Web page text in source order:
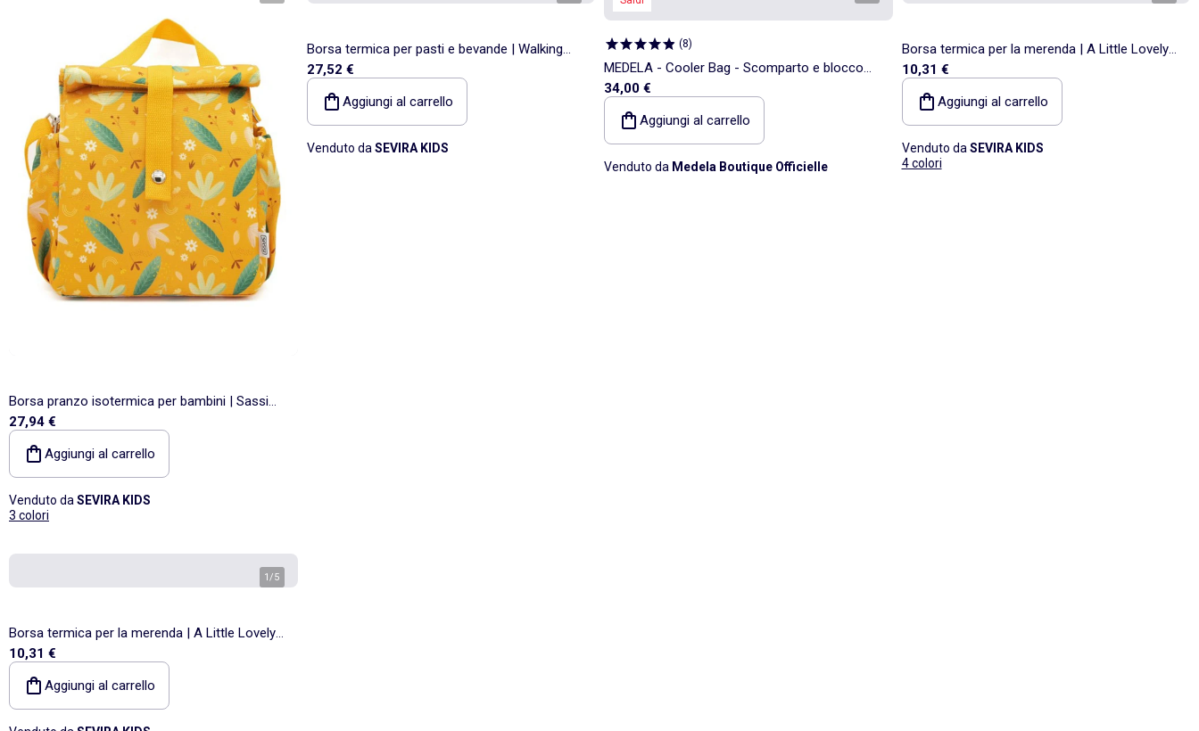
Borsa pranzo isotermica per bambini | Sassi
Junior
27,94 €
Aggiungi al carrello
Venduto da SEVIRA KIDS
3 colori
Borsa termica per pasti e bevande | Walking
Mum
27,52 €
Aggiungi al carrello
Venduto da SEVIRA KIDS
(8)
MEDELA - Cooler Bag - Scomparto e blocco
refrigerante + 4 biberon - Borsa isotermica
34,00 €
Aggiungi al carrello
Venduto da Medela Boutique Officielle
Borsa termica per la merenda | A Little Lovely
Company
10,31 €
Aggiungi al carrello
Venduto da SEVIRA KIDS
4 colori
1/5
Borsa termica per la merenda | A Little Lovely
Company
10,31 €
Aggiungi al carrello